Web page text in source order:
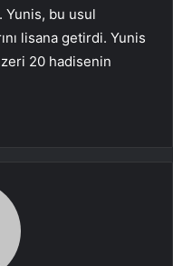
Yunis, bu usul
lisana getirdi. Yunis
20 hadisenin